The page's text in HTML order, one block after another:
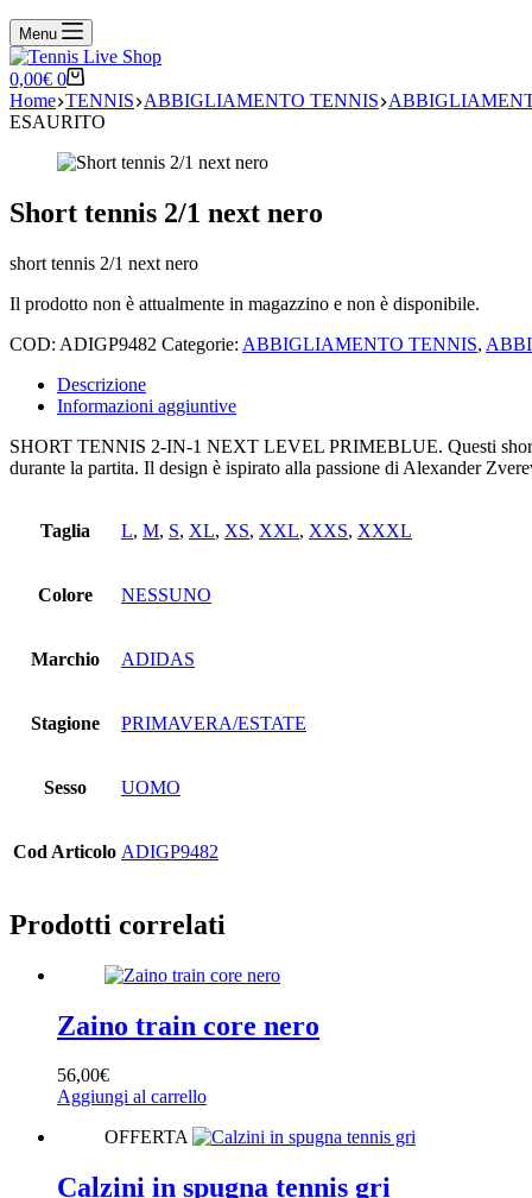
Menu
Carrello
0,00€ 0
Home TENNIS ABBIGLIAMENTO TENNIS
ESAURITO
Short tennis 2/1 next nero
short tennis 2/1 next nero
Il prodotto non è attualmente in magazzino e non è disponibile.
COD: ADIGP9482 Categorie: ABBIGLIAMENTO TENNIS,
Descrizione
Informazioni aggiuntive
SHORT TENNIS 2-IN-1 NEXT LEVEL PRIMEBLUE. Questi
durante la partita. Il design è ispirato alla passione di Alexander
Taglia L, M, S, XL, XS, XXL, XXS, XXXL
Colore NESSUNO
Marchio ADIDAS
Stagione PRIMAVERA/ESTATE
Sesso UOMO
Cod Articolo ADIGP9482
Prodotti correlati
Zaino train core nero
56,00€
Aggiungi al carrello
OFFERTA
Calzini in spugna tennis gri